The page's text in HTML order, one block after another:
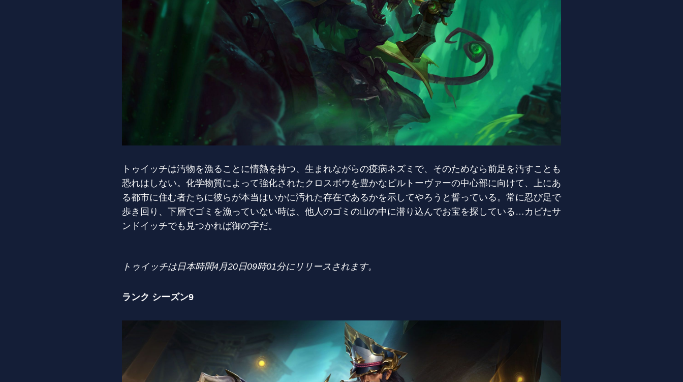
トゥイッチは汚物を漁ることに情熱を持つ、生まれながらの疫病ネズミで、そのためなら前足を汚すことも
恐れはしない。化学物質によって強化されたクロスボウを豊かなピルトーヴァーの中心部に向けて、上にあ
る都市に住む者たちに彼らが本当はいかに汚れた存在であるかを示してやろうと誓っている。常に忍び足で
歩き回り、下層でゴミを漁っていない時は、他人のゴミの山の中に潜り込んでお宝を探している…カビたサ
ンドイッチでも見つかれば御の字だ。
トゥイッチは日本時間4月20日09時01分にリリースされます。
ランク シーズン9